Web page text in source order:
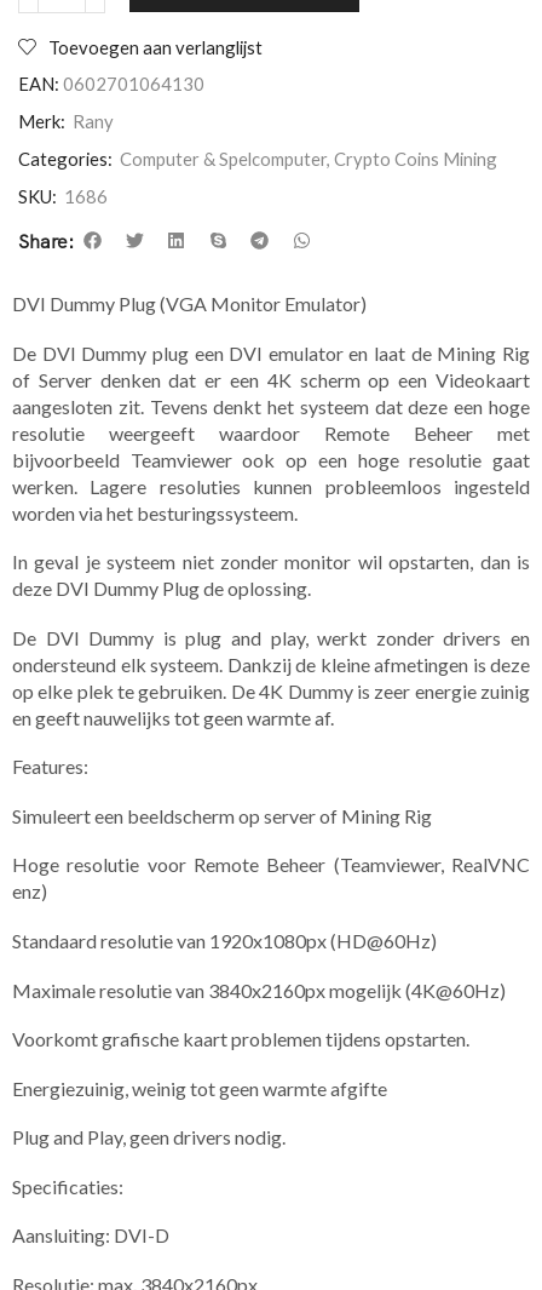
Toevoegen aan verlanglijst
EAN: 0602701064130
Merk: Rany
Categories: Computer & Spelcomputer, Crypto Coins Mining
SKU: 1686
Share:
DVI Dummy Plug (VGA Monitor Emulator)
De DVI Dummy plug een DVI emulator en laat de Mining Rig
of Server denken dat er een 4K scherm op een Videokaart
aangesloten zit. Tevens denkt het systeem dat deze een hoge
resolutie weergeeft waardoor Remote Beheer met
bijvoorbeeld Teamviewer ook op een hoge resolutie gaat
werken. Lagere resoluties kunnen probleemloos ingesteld
worden via het besturingssysteem.
In geval je systeem niet zonder monitor wil opstarten, dan is
deze DVI Dummy Plug de oplossing.
De DVI Dummy is plug and play, werkt zonder drivers en
ondersteund elk systeem. Dankzij de kleine afmetingen is deze
op elke plek te gebruiken. De 4K Dummy is zeer energie zuinig
en geeft nauwelijks tot geen warmte af.
Features:
Simuleert een beeldscherm op server of Mining Rig
Hoge resolutie voor Remote Beheer (Teamviewer, RealVNC
enz)
Standaard resolutie van 1920x1080px (HD@60Hz)
Maximale resolutie van 3840x2160px mogelijk (4K@60Hz)
Voorkomt grafische kaart problemen tijdens opstarten.
Energiezuinig, weinig tot geen warmte afgifte
Plug and Play, geen drivers nodig.
Specificaties:
Aansluiting: DVI-D
Resolutie: max. 3840x2160px